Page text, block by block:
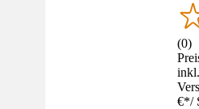
(0)
€*/